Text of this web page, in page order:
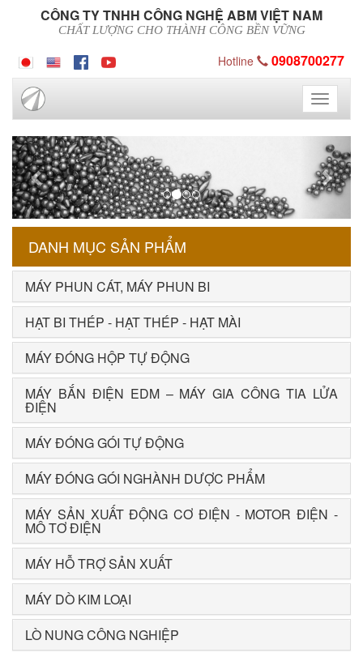
CÔNG TY TNHH CÔNG NGHỆ ABM VIỆT NAM
CHẤT LƯỢNG CHO THÀNH CÔNG BỀN VỮNG
Hotline 0908700277
Toggle
Previous Next
DANH MỤC SẢN PHẨM
MÁY PHUN CÁT, MÁY PHUN BI
HẠT BI THÉP - HẠT THÉP - HẠT MÀI
MÁY ĐÓNG HỘP TỰ ĐỘNG
MÁY BẮN ĐIỆN EDM – MÁY GIA CÔNG TIA LỬA
ĐIỆN
MÁY ĐÓNG GÓI TỰ ĐỘNG
MÁY ĐÓNG GÓI NGHÀNH DƯỢC PHẨM
MÁY SẢN XUẤT ĐỘNG CƠ ĐIỆN - MOTOR ĐIỆN -
MÔ TƠ ĐIỆN
MÁY HỖ TRỢ SẢN XUẤT
MÁY DÒ KIM LOẠI
LÒ NUNG CÔNG NGHIỆP